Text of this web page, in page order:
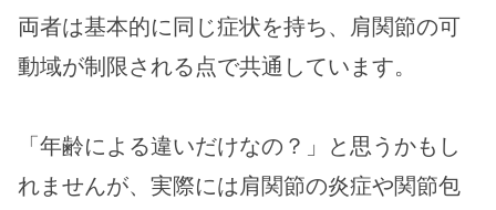
両者は基本的に同じ症状を持ち、肩関節の可
動域が制限される点で共通しています。
「年齢による違いだけなの？」と思うかもし
れませんが、実際には肩関節の炎症や関節包